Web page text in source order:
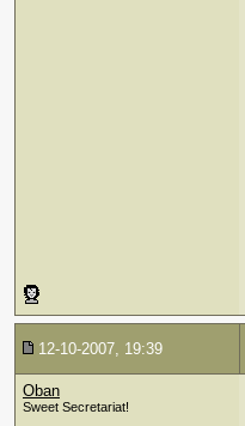
12-10-2007, 19:39
Oban
Sweet Secretariat!